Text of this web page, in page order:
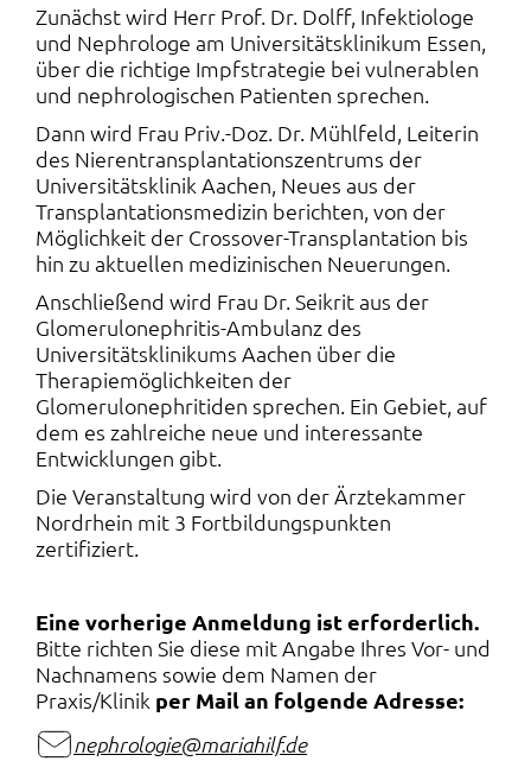
Zunächst wird Herr Prof. Dr. Dolff, Infektiologe
und Nephrologe am Universitätsklinikum Essen,
über die richtige Impfstrategie bei vulnerablen
und nephrologischen Patienten sprechen.
Dann wird Frau Priv.-Doz. Dr. Mühlfeld, Leiterin
des Nierentransplantationszentrums der
Universitätsklinik Aachen, Neues aus der
Transplantationsmedizin berichten, von der
Möglichkeit der Crossover-Transplantation bis
hin zu aktuellen medizinischen Neuerungen.
Anschließend wird Frau Dr. Seikrit aus der
Glomerulonephritis-Ambulanz des
Universitätsklinikums Aachen über die
Therapiemöglichkeiten der
Glomerulonephritiden sprechen. Ein Gebiet, auf
dem es zahlreiche neue und interessante
Entwicklungen gibt.
Die Veranstaltung wird von der Ärztekammer
Nordrhein mit 3 Fortbildungspunkten
zertifiziert.
Eine vorherige Anmeldung ist erforderlich.
Bitte richten Sie diese mit Angabe Ihres Vor- und
Nachnamens sowie dem Namen der
Praxis/Klinik per Mail an folgende Adresse:
nephrologie@mariahilf.de